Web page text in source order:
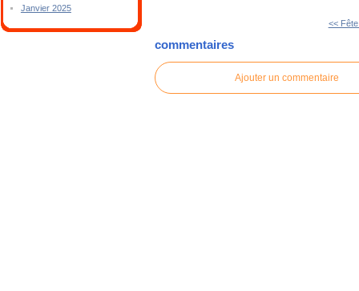
Janvier 2025
<<
commentaires
Ajouter un commentaire